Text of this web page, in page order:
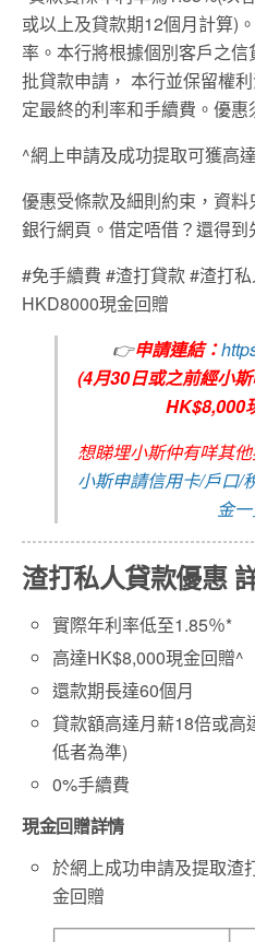
或以上及貸款期12個月計算)
率。本行將根據個別客戶之
批貸款申請， 本行並保留權
定最終的利率和手續費。優惠
^網上申請及成功提取可獲高
優惠受條款及細則約束，資
銀行網頁。借定唔借？還得到
#免手續費 #渣打貸款 #渣打
HKD8000現金回贈
👉申請連結：
(4月30日或之前經小
HK$8,000
想睇埋小斯仲有咩其
小斯申請信用卡/戶口/
金
渣打私人貸款優惠
實際年利率低至1.85％*
高達HK$8,000現金回贈^
還款期長達60個月
貸款額高達月薪18倍或高
低者為準)
0%手續費
現金回贈詳情
於網上成功申請及提取渣
金回贈